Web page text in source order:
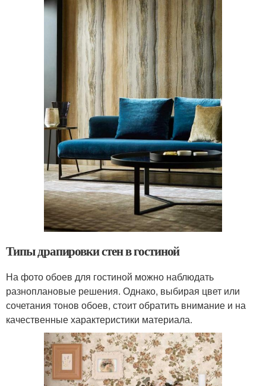
Типы драпировки стен в гостиной
На фото обоев для гостиной можно наблюдать
разноплановые решения. Однако, выбирая цвет или
сочетания тонов обоев, стоит обратить внимание и на
качественные характеристики материала.